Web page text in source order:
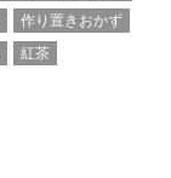
作り置きおかず
紅茶